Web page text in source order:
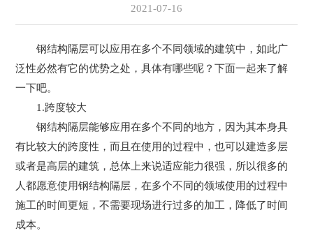
2021-07-16
钢结构隔层可以应用在多个不同领域的建筑中，如此广
泛性必然有它的优势之处，具体有哪些呢？下面一起来了解
一下吧。
1.跨度较大
钢结构隔层能够应用在多个不同的地方，因为其本身具
有比较大的跨度性，而且在使用的过程中，也可以建造多层
或者是高层的建筑，总体上来说适应能力很强，所以很多的
人都愿意使用钢结构隔层，在多个不同的领域使用的过程中
施工的时间更短，不需要现场进行过多的加工，降低了时间
成本。